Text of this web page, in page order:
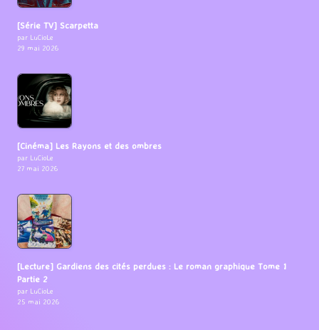
[Série TV] Scarpetta
par LuCioLe
29 mai 2026
[Cinéma] Les Rayons et des ombres
par LuCioLe
27 mai 2026
[Lecture] Gardiens des cités perdues : Le roman graphique Tome 1
Partie 2
par LuCioLe
25 mai 2026